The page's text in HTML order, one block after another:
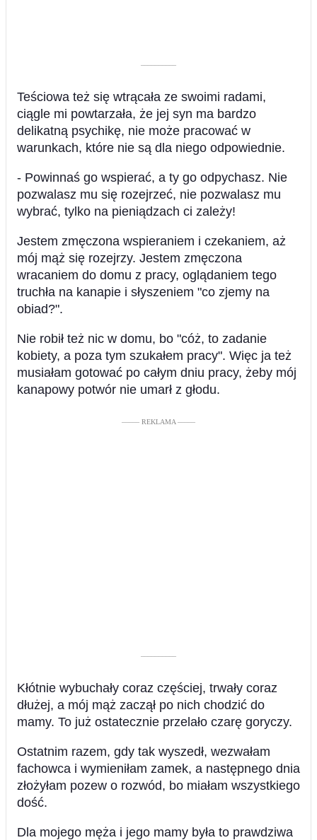
––––––––––
Teściowa też się wtrącała ze swoimi radami,
ciągle mi powtarzała, że jej syn ma bardzo
delikatną psychikę, nie może pracować w
warunkach, które nie są dla niego odpowiednie.
- Powinnaś go wspierać, a ty go odpychasz. Nie
pozwalasz mu się rozejrzeć, nie pozwalasz mu
wybrać, tylko na pieniądzach ci zależy!
Jestem zmęczona wspieraniem i czekaniem, aż
mój mąż się rozejrzy. Jestem zmęczona
wracaniem do domu z pracy, oglądaniem tego
truchła na kanapie i słyszeniem "co zjemy na
obiad?".
Nie robił też nic w domu, bo "cóż, to zadanie
kobiety, a poza tym szukałem pracy". Więc ja też
musiałam gotować po całym dniu pracy, żeby mój
kanapowy potwór nie umarł z głodu.
––––– REKLAMA –––––
––––––––––
Kłótnie wybuchały coraz częściej, trwały coraz
dłużej, a mój mąż zaczął po nich chodzić do
mamy. To już ostatecznie przelało czarę goryczy.
Ostatnim razem, gdy tak wyszedł, wezwałam
fachowca i wymieniłam zamek, a następnego dnia
złożyłam pozew o rozwód, bo miałam wszystkiego
dość.
Dla mojego męża i jego mamy była to prawdziwa